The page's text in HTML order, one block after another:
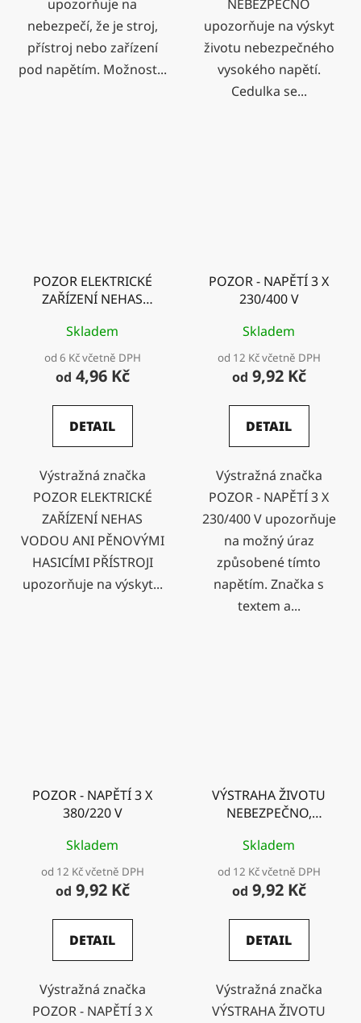
upozorňuje na
nebezpečí, že je stroj,
přístroj nebo zařízení
pod napětím. Možnost...
NEBEZPEČNO
upozorňuje na výskyt
životu nebezpečného
vysokého napětí.
Cedulka se...
POZOR ELEKTRICKÉ
ZAŘÍZENÍ NEHAS
PĚNOVÝMI HASICÍMI
PŘÍSTROJI
Skladem
od 6 Kč včetně DPH
od 4,96 Kč
DETAIL
Výstražná značka
POZOR ELEKTRICKÉ
ZAŘÍZENÍ NEHAS
VODOU ANI PĚNOVÝMI
HASICÍMI PŘÍSTROJI
upozorňuje na výskyt...
POZOR - NAPĚTÍ 3 X
230/400 V
Skladem
od 12 Kč včetně DPH
od 9,92 Kč
DETAIL
Výstražná značka
POZOR - NAPĚTÍ 3 X
230/400 V upozorňuje
na možný úraz
způsobené tímto
napětím. Značka s
textem a...
POZOR - NAPĚTÍ 3 X
380/220 V
Skladem
od 12 Kč včetně DPH
od 9,92 Kč
DETAIL
Výstražná značka
POZOR - NAPĚTÍ 3 X
VÝSTRAHA ŽIVOTU
NEBEZPEČNO,
ZAŘÍZENÍ!
Skladem
od 12 Kč včetně DPH
od 9,92 Kč
DETAIL
Výstražná značka
VÝSTRAHA ŽIVOTU